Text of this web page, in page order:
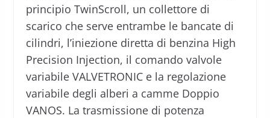
principio TwinScroll, un collettore di
scarico che serve entrambe le bancate di
cilindri, l’iniezione diretta di benzina High
Precision Injection, il comando valvole
variabile VALVETRONIC e la regolazione
variabile degli alberi a camme Doppio
VANOS. La trasmissione di potenza